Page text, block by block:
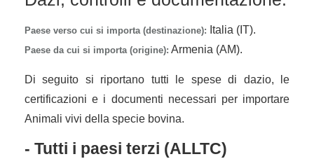
Paese verso cui si importa (destinazione): Italia (IT).
Paese da cui si importa (origine): Armenia (AM).
Di seguito si riportano tutti le spese di dazio, le
certificazioni e i documenti necessari per importare
Animali vivi della specie bovina.
- Tutti i paesi terzi (ALLTC)